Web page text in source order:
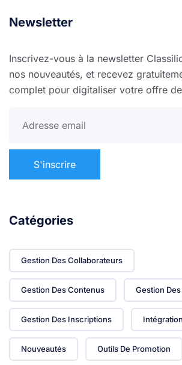
Newsletter
Inscrivez-vous à la newsletter
nos nouveautés, et recevez
complet pour digitaliser votre offre
Catégories
Gestion Des Collaborateurs
Gestion Des Contenus Gestion
Gestion Des Inscriptions
Nouveautés Outils De Promotion